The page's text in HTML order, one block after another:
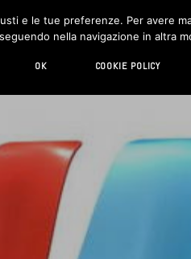
LIVING HI-TECH
e le tue preferenze. Per avere
nella navigazione in altra
OK COOKIE POLICY